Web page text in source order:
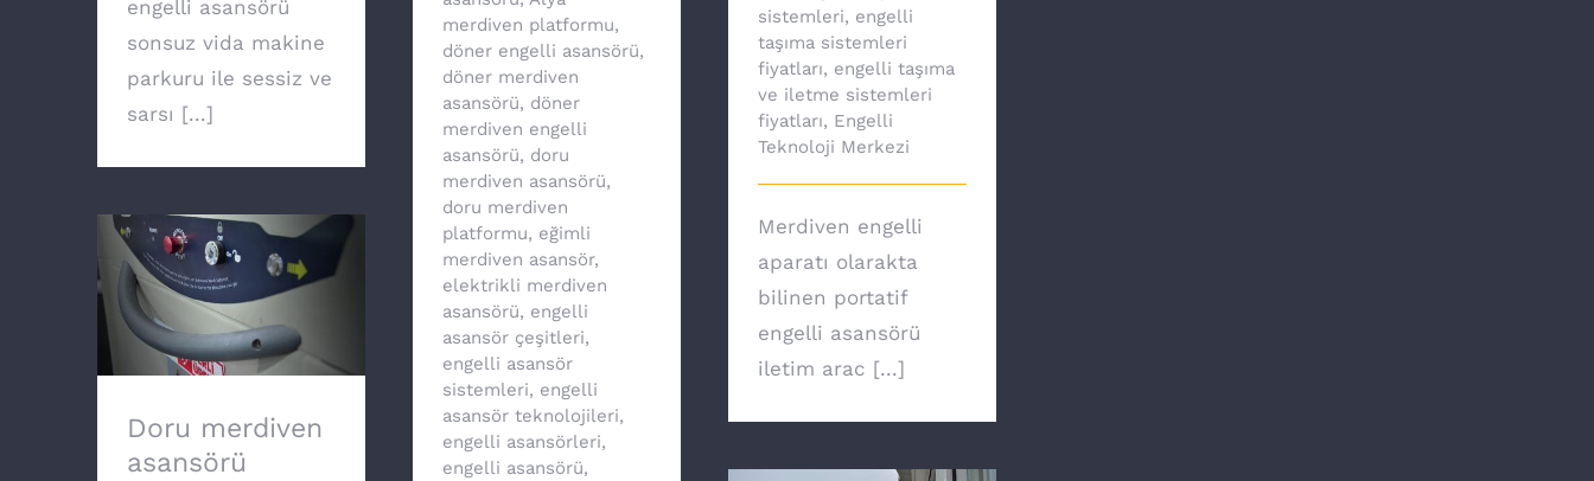
engelli asansörü
sonsuz vida makine
parkuru ile sessiz ve
sarsı [...]
merdiven platformu,
döner engelli asansörü,
döner merdiven
asansörü, döner
merdiven engelli
asansörü, doru
merdiven asansörü,
doru merdiven
platformu, eğimli
merdiven asansör,
elektrikli merdiven
asansörü, engelli
asansör çeşitleri,
engelli asansör
sistemleri, engelli
asansör teknolojileri,
engelli asansörleri,
engelli asansörü,
sistemleri, engelli
taşıma sistemleri
fiyatları, engelli taşıma
ve iletme sistemleri
fiyatları, Engelli
Teknoloji Merkezi
Merdiven engelli
aparatı olarakta
bilinen portatif
engelli asansörü
iletim arac [...]
Doru merdiven
asansörü
Doru merdiven
asansörü